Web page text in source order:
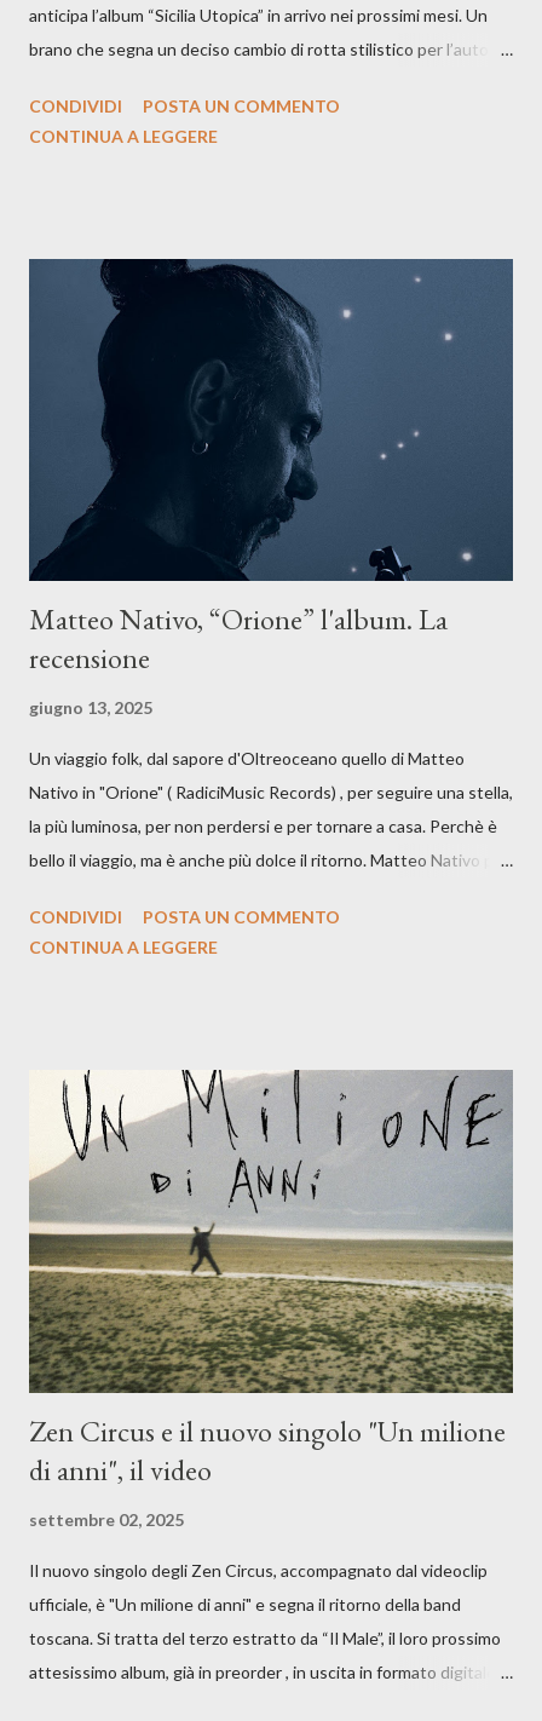
anticipa l’album “Sicilia Utopica” in arrivo nei prossimi mesi. Un
brano che segna un deciso cambio di rotta stilistico per l’autore
testo ibrido tra italiano e siciliano, e un’urgenza espressiva che
La canzone racconta la difficoltà di creare, e perfino di esistere,
sotto il peso della realtà. Ma lo fa cercando una via d’uscita, una
forma di assoluzione, nel vivere e nel suonare, nel trovare respiro
anche quando l’aria sembra farsi più densa. Il brano è anche una
dichiarazione d’intenti: Cico Messina apre il suo nuovo percorso
artistico con una composizi...
CONDIVIDI
POSTA UN COMMENTO
CONTINUA A LEGGERE
Matteo Nativo, “Orione” l'album. La
recensione
giugno 13, 2025
Un viaggio folk, dal sapore d'Oltreoceano quello di Matteo
Nativo in "Orione" ( RadiciMusic Records) , per seguire una stella,
la più luminosa, per non perdersi e per tornare a casa. Perchè è
bello il viaggio, ma è anche più dolce il ritorno. Matteo Nativo per
indubbiamente matura e consapevole oltre che con ottimi
Dicevamo. Ed è da qui che il nostro inizia questo concept
musicale, con " Che ora è" , raccontando la separazione dalla
moglie, del senso di sconfitta e del caldo afoso che opprime,
giusta condizione di sopraffazione: "Non so che ora è, che giorno
è, di questa estate che...". E' raro fare uscire come singolo una
cover, ma...
CONDIVIDI
POSTA UN COMMENTO
CONTINUA A LEGGERE
Zen Circus e il nuovo singolo "Un milione
di anni", il video
settembre 02, 2025
Il nuovo singolo degli Zen Circus, accompagnato dal videoclip
ufficiale, è "Un milione di anni" e segna il ritorno della band
toscana. Si tratta del terzo estratto da “Il Male”, il loro prossimo
attesissimo album, già in preorder , in uscita in formato digitale il